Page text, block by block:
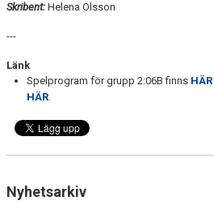
Skribent: Helena Olsson
---
Länk
Spelprogram för grupp 2:06B finns HÄR
HÄR.
Nyhetsarkiv